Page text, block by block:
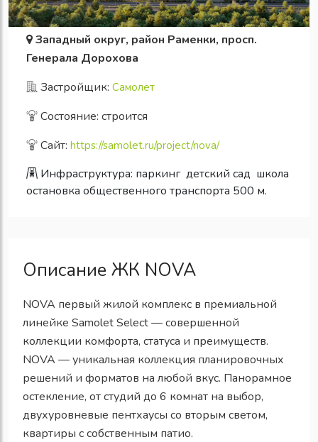
Западный округ, район Раменки, просп.
Генерала Дорохова
Застройщик: Самолет
Состояние: строится
Сайт: https://samolet.ru/project/nova/
Инфраструктура: паркинг детский сад школа
остановка общественного транспорта 500 м.
Описание ЖК NOVA
NOVA первый жилой комплекс в премиальной
линейке Samolet Select — совершенной
коллекции комфорта, статуса и преимуществ.
NOVA — уникальная коллекция планировочных
решений и форматов на любой вкус. Панорамное
остекление, от студий до 6 комнат на выбор,
двухуровневые пентхаусы со вторым светом,
квартиры с собственным патио.